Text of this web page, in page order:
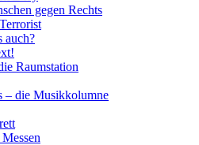
gegen Rechts
auch?
Raumstation
– die Musikkolumne